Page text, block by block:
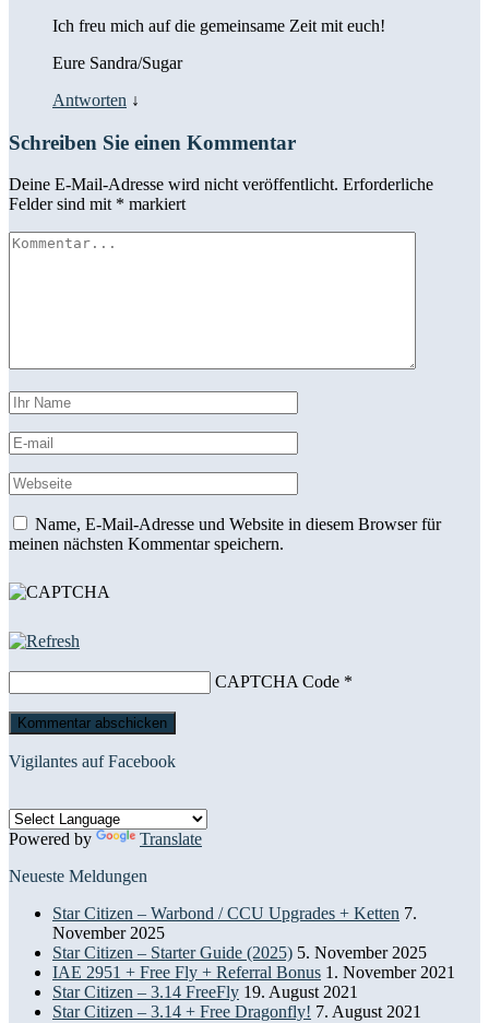
Ich freu mich auf die gemeinsame Zeit mit euch!
Eure Sandra/Sugar
Antworten ↓
Schreiben Sie einen Kommentar
Deine E-Mail-Adresse wird nicht veröffentlicht. Erforderliche
Felder sind mit * markiert
Name, E-Mail-Adresse und Website in diesem Browser für
meinen nächsten Kommentar speichern.
CAPTCHA Code *
Vigilantes auf Facebook
Powered by
Translate
Neueste Meldungen
Star Citizen – Warbond / CCU Upgrades + Ketten 7.
November 2025
Star Citizen – Starter Guide (2025) 5. November 2025
IAE 2951 + Free Fly + Referral Bonus 1. November 2021
Star Citizen – 3.14 FreeFly 19. August 2021
Star Citizen – 3.14 + Free Dragonfly! 7. August 2021